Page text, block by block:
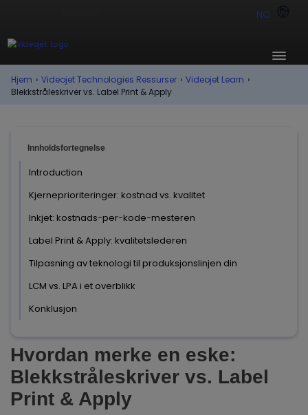
NO
Hjem › Videojet Technologies Ressurser › Videojet Learn ›
Blekkstråleskriver vs. Label Print & Apply
Innholdsfortegnelse
Introduction
Kjerneprioriteringer: kostnad vs. kvalitet
Inkjet: kostnads-per-kode-mesteren
Label Print & Apply: kvalitetslederen
Tilpasning av teknologi til produksjonslinjen din
LCM vs. LPA i et overblikk
Konklusjon
Hvordan merke en eske:
Blekkstråleskriver vs. Label
Print & Apply